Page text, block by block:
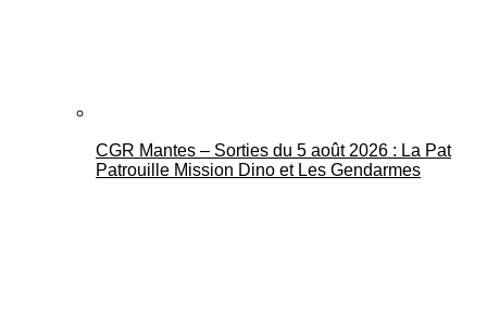
CGR Mantes – Sorties du 5 août 2026 : La Pat
Patrouille Mission Dino et Les Gendarmes